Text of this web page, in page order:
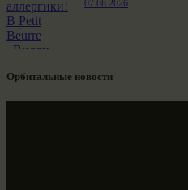
07.08.2026
Орбитальные новости